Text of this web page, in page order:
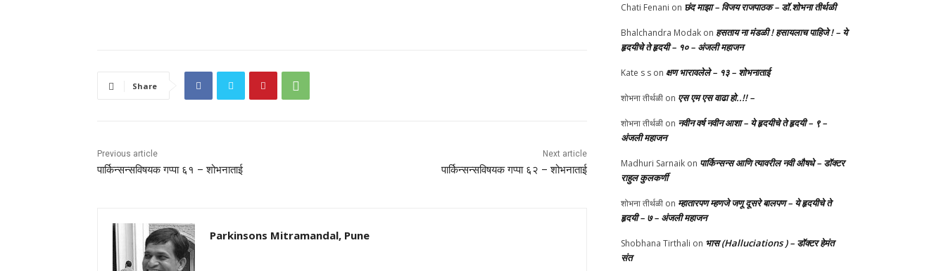
Share
Previous article
पार्किन्सन्सविषयक गप्पा ६१ – शोभनाताई
Next article
पार्किन्सन्सविषयक गप्पा ६२ – शोभनाताई
Parkinsons Mitramandal, Pune
Chati Fenani on छंद माझा – विजय राजपाठक – डॉ.शोभना तीर्थळी
Bhalchandra Modak on हसताय ना मंडळी‌ ! हसायलाच पाहिजे ! – ये
हृदयीचे ते हृदयी – १० – अंजली महाजन
Kate s s on क्षण भारावलेले – १३ – शोभनाताई
शोभना तीर्थळी on एस एम एस वाढा हो..!! –
शोभना तीर्थळी on नवीन वर्ष नवीन आशा – ये हृदयीचे ते हृदयी – ९ –
अंजली महाजन
Madhuri Sarnaik on पार्किन्सन्स आणि त्यावरील नवी औषधे – डॉक्टर
राहुल कुलकर्णी
शोभना तीर्थळी on म्हातारपण म्हणजे जणू दूसरे बालपण – ये हृदयीचे ते
हृदयी – ७ – अंजली महाजन
Shobhana Tirthali on भास (Halluciations ) – डॉक्टर हेमंत
संत